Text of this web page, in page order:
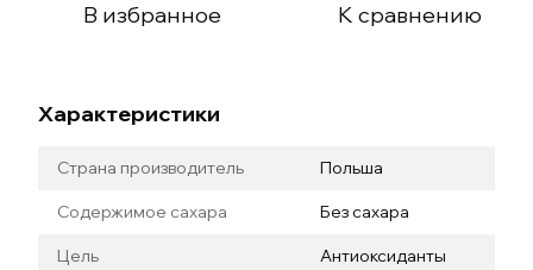
В избранное К сравнению
Характеристики
Страна производитель Польша
Содержимое сахара Без сахара
Цель Антиоксиданты